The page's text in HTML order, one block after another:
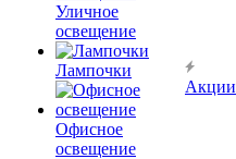
Уличное
освещение
Лампочки
Офисное
освещение
Акции